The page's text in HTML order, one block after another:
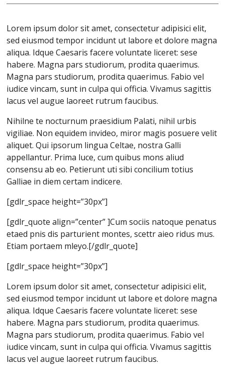
Lorem ipsum dolor sit amet, consectetur adipisici elit,
sed eiusmod tempor incidunt ut labore et dolore magna
aliqua. Idque Caesaris facere voluntate liceret: sese
habere. Magna pars studiorum, prodita quaerimus.
Magna pars studiorum, prodita quaerimus. Fabio vel
iudice vincam, sunt in culpa qui officia. Vivamus sagittis
lacus vel augue laoreet rutrum faucibus.
Nihilne te nocturnum praesidium Palati, nihil urbis
vigiliae. Non equidem invideo, miror magis posuere velit
aliquet. Qui ipsorum lingua Celtae, nostra Galli
appellantur. Prima luce, cum quibus mons aliud
consensu ab eo. Petierunt uti sibi concilium totius
Galliae in diem certam indicere.
[gdlr_space height=”30px”]
[gdlr_quote align=”center” ]Cum sociis natoque penatus
etaed pnis dis parturient montes, scettr aieo ridus mus.
Etiam portaem mleyo.[/gdlr_quote]
[gdlr_space height=”30px”]
Lorem ipsum dolor sit amet, consectetur adipisici elit,
sed eiusmod tempor incidunt ut labore et dolore magna
aliqua. Idque Caesaris facere voluntate liceret: sese
habere. Magna pars studiorum, prodita quaerimus.
Magna pars studiorum, prodita quaerimus. Fabio vel
iudice vincam, sunt in culpa qui officia. Vivamus sagittis
lacus vel augue laoreet rutrum faucibus.